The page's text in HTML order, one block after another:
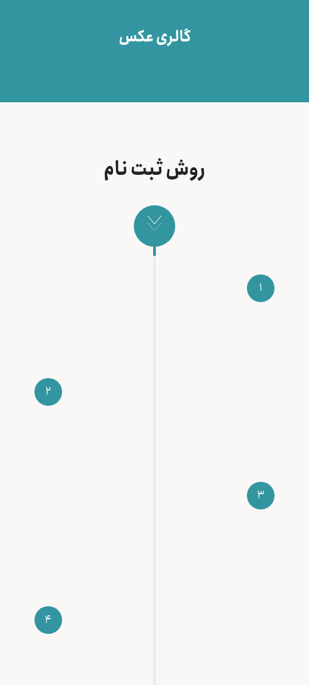
گالری عکس
روش ثبت نام
اگر خودت رو علاقه‌مند به شرکت در دوره‌ای میبینی
1
2
بعدش ما باهاتون تماس می گیریم تا بیشتر و بهتر
تصمیمت که قطعی شد، میتونی از طریق کارت به
3
4
قبل شروع دوره، جزئیات بیشتر مثل محل و ساعت